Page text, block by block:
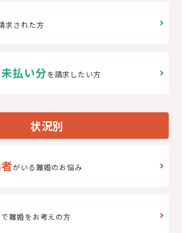
求された方
払い分を請求したい方
状況別
がいる離婚のお悩み
で離婚をお考えの方